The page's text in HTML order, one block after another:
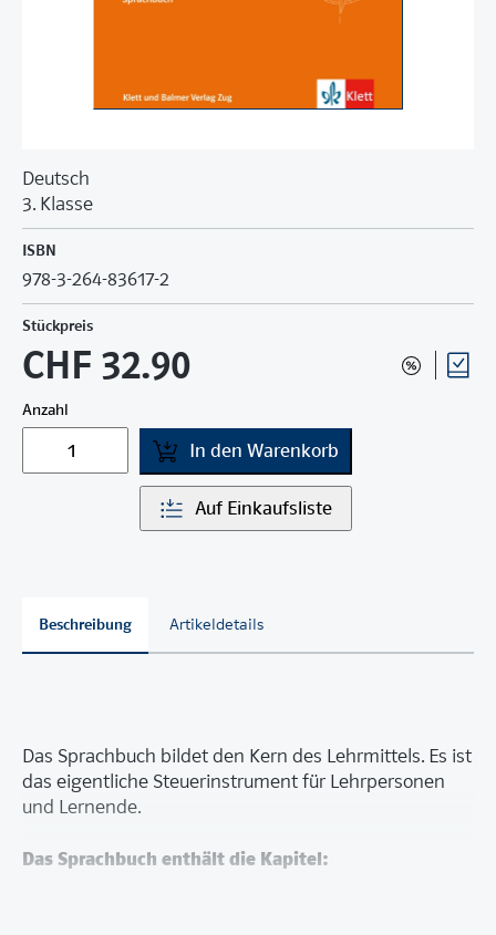
Deutsch
3. Klasse
ISBN
978-3-264-83617-2
Stückpreis
CHF 32.90
Anzahl
In den Warenkorb
Auf Einkaufsliste
Beschreibung Artikeldetails
Das Sprachbuch bildet den Kern des Lehrmittels. Es ist
das eigentliche Steuerinstrument für Lehrpersonen
und Lernende.
Das Sprachbuch enthält die Kapitel: